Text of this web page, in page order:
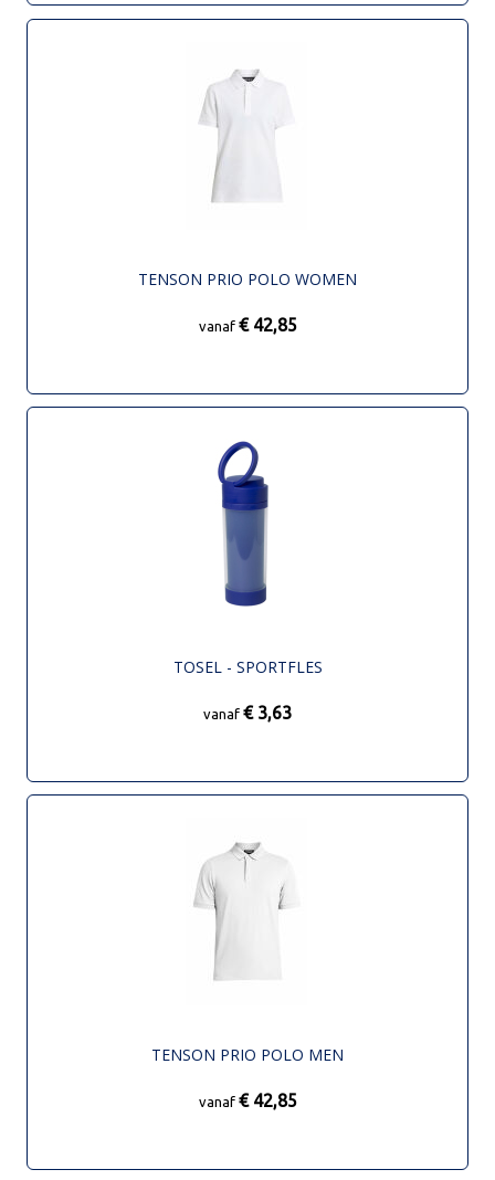
TENSON PRIO POLO WOMEN
vanaf € 42,85
TOSEL - SPORTFLES
vanaf € 3,63
TENSON PRIO POLO MEN
vanaf € 42,85